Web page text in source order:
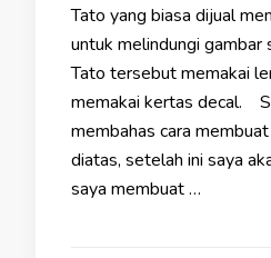
Tato yang biasa dijual
untuk melindungi
Tato tersebut memakai
memakai kertas decal.
membahas cara
diatas, setelah ini saya
saya membuat …